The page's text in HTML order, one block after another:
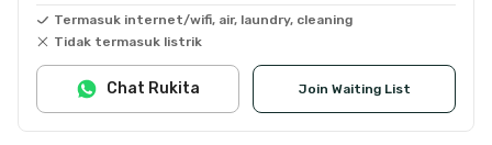
Termasuk internet/wifi, air, laundry, cleaning
Tidak termasuk listrik
Join Waiting List
Chat Rukita